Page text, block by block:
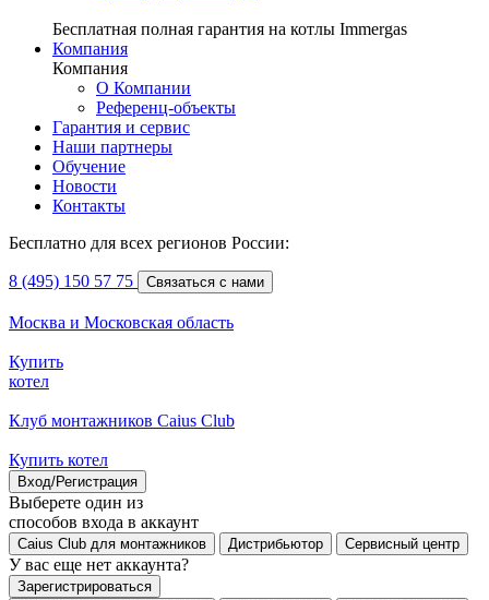
Бесплатная полная гарантия на котлы Immergas
Компания
Компания
О Компании
Референц-объекты
Гарантия и сервис
Наши партнеры
Обучение
Новости
Контакты
Бесплатно для всех регионов России:
8 (495) 150 57 75 Связаться с нами
Москва и Московская область
Купить
котел
Клуб монтажников Caius Club
Купить котел
Вход/Регистрация
Выберете один из
способов входа в аккаунт
Caius Club для монтажников Дистрибьютор Сервисный центр
У вас еще нет аккаунта?
Зарегистрироваться